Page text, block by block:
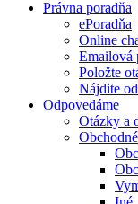
Právna poradňa
ePoradňa
Online
Emailová
Položte
Nájdite
Odpovedáme
Otázky a